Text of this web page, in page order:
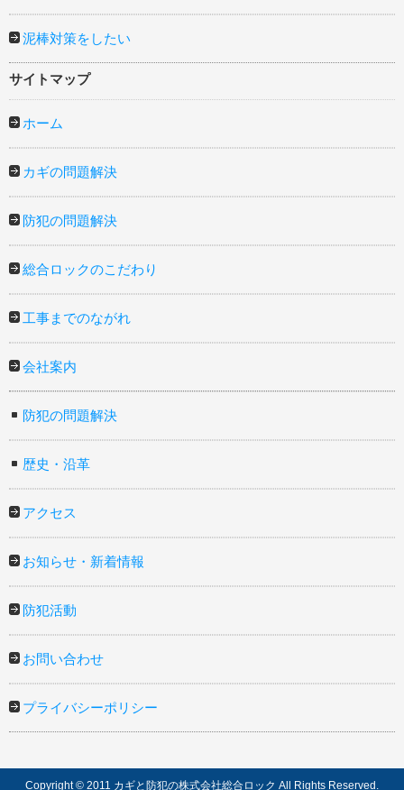
泥棒対策をしたい
サイトマップ
ホーム
カギの問題解決
防犯の問題解決
総合ロックのこだわり
工事までのながれ
会社案内
防犯の問題解決
歴史・沿革
アクセス
お知らせ・新着情報
防犯活動
お問い合わせ
プライバシーポリシー
Copyright © 2011 カギと防犯の株式会社総合ロック All Rights Reserved.